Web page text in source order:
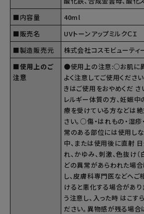
■内容量
40ml
■販売名
UVトーンアップミルクＣＩ
■製造販売元
株式会社コスモビューテ
■使用上のご
注意
●使用上の注意:○お肌に
よく注意してご使用くださ
きはご使用をおやめくだ
レルギー体質の方、妊娠
療を受けている方などは
さい。○傷・はれもの・湿
常のある部位には使用し
中、または使用後に直射 日
れ、かゆみ、刺激、色抜け
どの異常があらわれた場
し、皮膚科専門医などへご
けると悪化する場合があ
う注意し、入った時 はこす
ださい。異物感が残る場